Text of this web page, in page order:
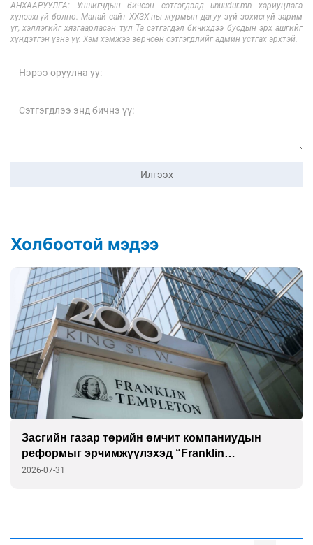
АНХААРУУЛГА: Уншигчдын бичсэн сэтгэгдэлд unuudur.mn хариуцлага
хүлээхгүй болно. Манай сайт ХХЗХ-ны журмын дагуу зүй зохисгүй зарим
үг, хэллэгийг хязгаарласан тул Та сэтгэгдэл бичихдээ бусдын эрх ашгийг
хүндэтгэн үзнэ үү. Хэм хэмжээ зөрчсөн сэтгэгдлийг админ устгах эрхтэй.
Илгээх
Холбоотой мэдээ
Засгийн газар төрийн өмчит компаниудын
реформыг эрчимжүүлэхэд “Franklin
Templeton”-той хамтарна
2026-07-31